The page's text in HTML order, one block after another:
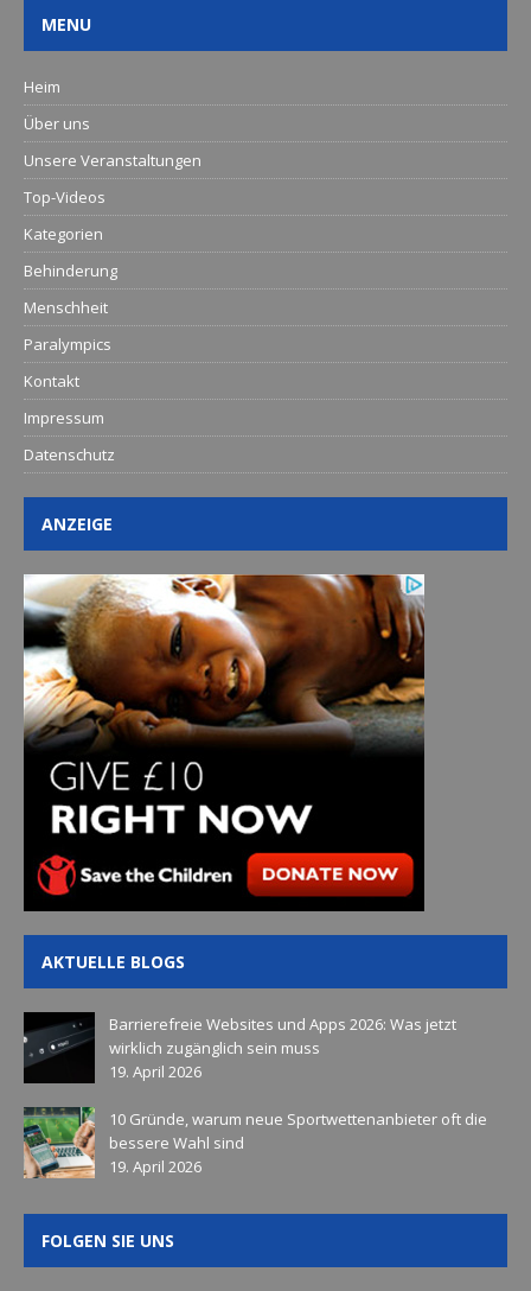
MENU
Heim
Über uns
Unsere Veranstaltungen
Top-Videos
Kategorien
Behinderung
Menschheit
Paralympics
Kontakt
Impressum
Datenschutz
ANZEIGE
AKTUELLE BLOGS
Barrierefreie Websites und Apps 2026: Was jetzt
wirklich zugänglich sein muss
19. April 2026
10 Gründe, warum neue Sportwettenanbieter oft die
bessere Wahl sind
19. April 2026
FOLGEN SIE UNS